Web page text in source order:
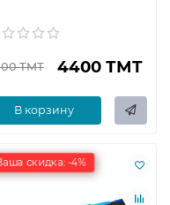
ТМТ 4400 ТМТ
В корзину
скидка: -4%